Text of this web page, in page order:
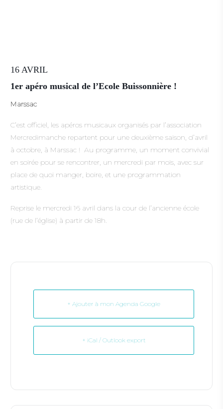
16 AVRIL
1er apéro musical de l’Ecole Buissonnière !
Marssac
C’est officiel, les apéros musicaux organisés par l’association
Mercredimanche repartent pour une deuxième saison, d’avril
à octobre, à Marssac ! Au programme, un moment convivial
en soirée pour se rencontrer, un mercredi par mois, avec sur
place de quoi manger, boire, et une programmation
artistique.
Reprise le mercredi 16 avril dans la cour de l’ancienne école
(rue de l’église) à partir de 18h.
+ Ajouter à mon Agenda Google
+ iCal / Outlook export